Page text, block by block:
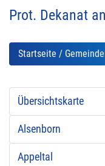
Prot. Dekanat
Startseite /
Übersichtskarte
Alsenborn
Appeltal